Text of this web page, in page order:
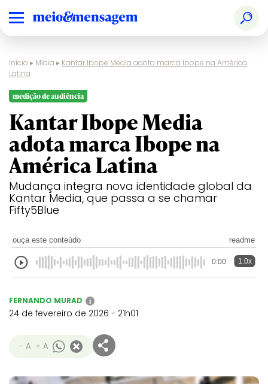
Início ▸ Mídia ▸ Kantar Ibope Media adota marca Ibope na América
Latina
medição de audiência
Kantar Ibope Media
adota marca Ibope na
América Latina
Mudança integra nova identidade global da
Kantar Media, que passa a se chamar
Fifty5Blue
ouça este conteúdo readme
0:00 1.0x
FERNANDO MURAD i
24 de fevereiro de 2026 - 21h01
- A + A